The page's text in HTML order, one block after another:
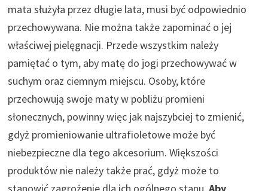
mata służyła przez długie lata, musi być odpowiednio
przechowywana. Nie można także zapominać o jej
właściwej pielęgnacji. Przede wszystkim należy
pamiętać o tym, aby matę do jogi przechowywać w
suchym oraz ciemnym miejscu. Osoby, które
przechowują swoje maty w pobliżu promieni
słonecznych, powinny więc jak najszybciej to zmienić,
gdyż promieniowanie ultrafioletowe może być
niebezpieczne dla tego akcesorium. Większości
produktów nie należy także prać, gdyż może to
stanowić zagrożenie dla ich ogólnego stanu.Aby